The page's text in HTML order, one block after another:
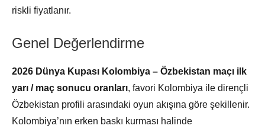
riskli fiyatlanır.
Genel Değerlendirme
2026 Dünya Kupası Kolombiya – Özbekistan maçı ilk
yarı / maç sonucu oranları, favori Kolombiya ile dirençli
Özbekistan profili arasındaki oyun akışına göre şekillenir.
Kolombiya’nın erken baskı kurması halinde